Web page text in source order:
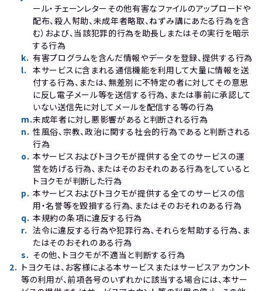
ール・チェーンレターその他有害なファイルのアップロードや
配布、殺人幇助、未成年者略取、ねずみ講にあたる行為を含
む）および、当該犯罪的行為を助長しまたはその実行を暗示
する行為
k. 有害プログラムを含んだ情報やデータを登録、提供する行為
l. 本サービスに含まれる通信機能を利用して大量に情報を送
付する行為、または、無差別に不特定の者に対してその意思
に反し電子メール等を送信する行為､または事前に承認して
いない送信先に対してメールを配信する等の行為
m.未成年者に対し悪影響があると判断される行為
n. 性風俗、宗教、政治に関する社会的行為であると判断される
行為
o. 本サービスおよびトヨクモが提供する全てのサービスの運
営を妨げる行為､またはそのおそれのある行為をしていると
トヨクモが判断した行為
p. 本サービスおよびトヨクモが提供する全てのサービスの信
用・名誉等を毀損する行為､またはそのおそれのある行為
q. 本規約の条項に違反する行為
r. 法令に違反する行為や犯罪行為､それらを幇助する行為､ま
たはそのおそれのある行為
s. その他、トヨクモが不適当と判断する行為
2. トヨクモは、お客様による本サービスまたはサービスアカウント
等の利用が、前項各号のいずれかに該当する場合には、本サー